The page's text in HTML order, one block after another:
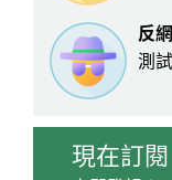
反
測
現在訂閱